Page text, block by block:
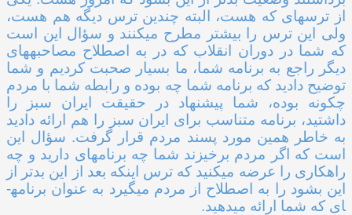
از ترس­های که هست، البته چندین ترس دیگه هم هست،
ولی این ترس را بیشتر مطرح می­کنند و سؤال این است
که شما در دوران انقلاب که در به اصطلاح مصاحبه­های
دیگر راجع به برنامه شما، ما بسیار صحبت کردیم و شما
توضیح دادید که برنامه شما چه بوده و رابطه شما با مردم
چکونه بوده، شما پیشنهاد در حقیقت ایران سبز را
داشتید، برنامه متناسب برای ایران سبز را هم ارائه دادید
به خاطر همین مورد پسند مردم قرار گرفت. سؤال این
است که اگر مردم برخیزند شما چه برنامه­ای دارید و چه
راهکاری را عرضه می­کنید که ترس اینکه بعد از این بدتر از
این بشود را به اصطلاح از مردم می­گیرد به عنوان برنامه­
ای که شما ارائه می­دهید.